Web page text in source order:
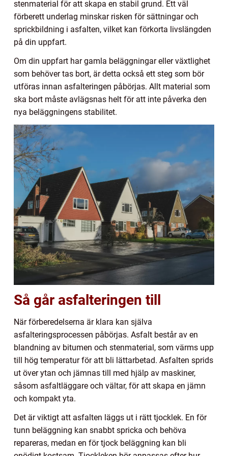
stenmaterial för att skapa en stabil grund. Ett väl
förberett underlag minskar risken för sättningar och
sprickbildning i asfalten, vilket kan förkorta livslängden
på din uppfart.
Om din uppfart har gamla beläggningar eller växtlighet
som behöver tas bort, är detta också ett steg som bör
utföras innan asfalteringen påbörjas. Allt material som
ska bort måste avlägsnas helt för att inte påverka den
nya beläggningens stabilitet.
Så går asfalteringen till
När förberedelserna är klara kan själva
asfalteringsprocessen påbörjas. Asfalt består av en
blandning av bitumen och stenmaterial, som värms upp
till hög temperatur för att bli lättarbetad. Asfalten sprids
ut över ytan och jämnas till med hjälp av maskiner,
såsom asfaltläggare och vältar, för att skapa en jämn
och kompakt yta.
Det är viktigt att asfalten läggs ut i rätt tjocklek. En för
tunn beläggning kan snabbt spricka och behöva
repareras, medan en för tjock beläggning kan bli